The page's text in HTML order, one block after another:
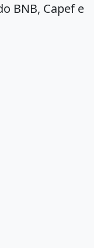
BNB, Capef e